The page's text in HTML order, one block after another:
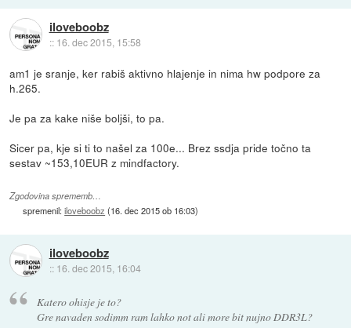
iloveboobz
:: 16. dec 2015, 15:58
am1 je sranje, ker rabiš aktivno hlajenje in nima hw podpore za
h.265.
Je pa za kake niše boljši, to pa.
Sicer pa, kje si ti to našel za 100e... Brez ssdja pride točno ta
sestav ~153,10EUR z mindfactory.
Zgodovina sprememb…
spremenil:iloveboobz (16. dec 2015 ob 16:03)
iloveboobz
:: 16. dec 2015, 16:04
Katero ohisje je to?
Gre navaden sodimm ram lahko not ali more bit nujno DDR3L?